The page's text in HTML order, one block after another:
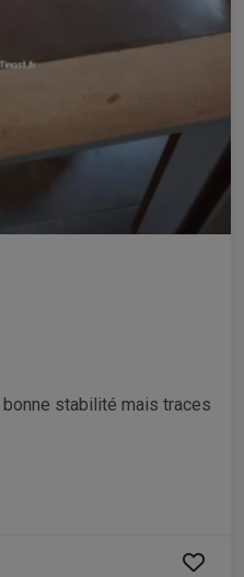
stabilité mais traces